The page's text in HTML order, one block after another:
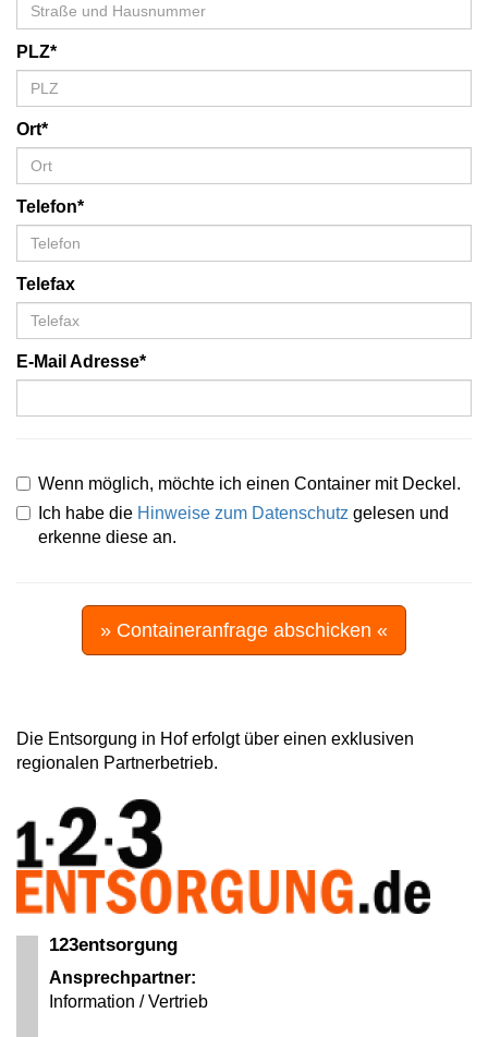
PLZ*
Ort*
Telefon*
Telefax
E-Mail Adresse*
Wenn möglich, möchte ich einen Container mit Deckel.
Ich habe die Hinweise zum Datenschutz gelesen und
erkenne diese an.
» Containeranfrage abschicken «
Die Entsorgung in Hof erfolgt über einen exklusiven
regionalen Partnerbetrieb.
123entsorgung
Ansprechpartner:
Information / Vertrieb